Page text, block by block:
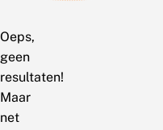
Oeps,
geen
resultaten!
Maar
net